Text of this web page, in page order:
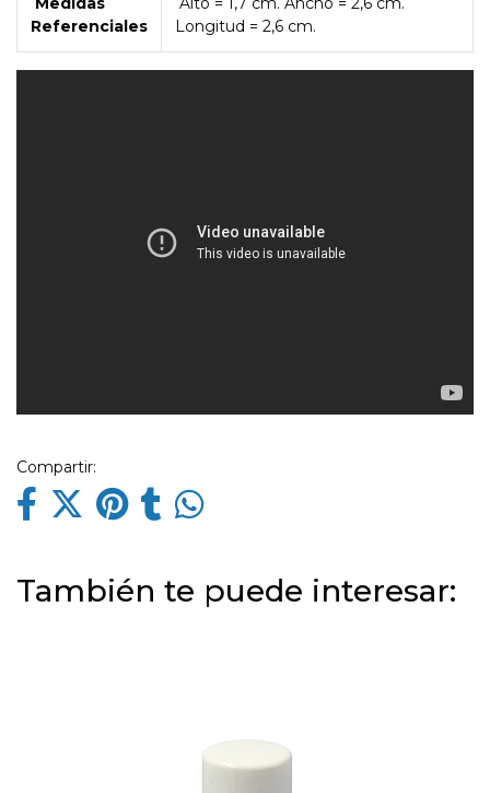
Referenciales
Longitud = 2,6 cm.
Compartir:
También te puede interesar: